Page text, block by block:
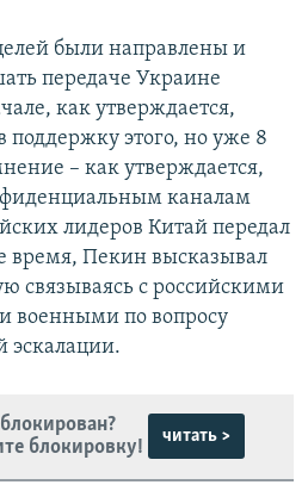
были направлены и
передаче Украине
как утверждается,
поддержку этого, но уже 8
– как утверждается,
каналам
лидеров Китай передал
время, Пекин высказывал
связываясь с российскими
военными по вопросу
эскалации.
блокировку!
читать >